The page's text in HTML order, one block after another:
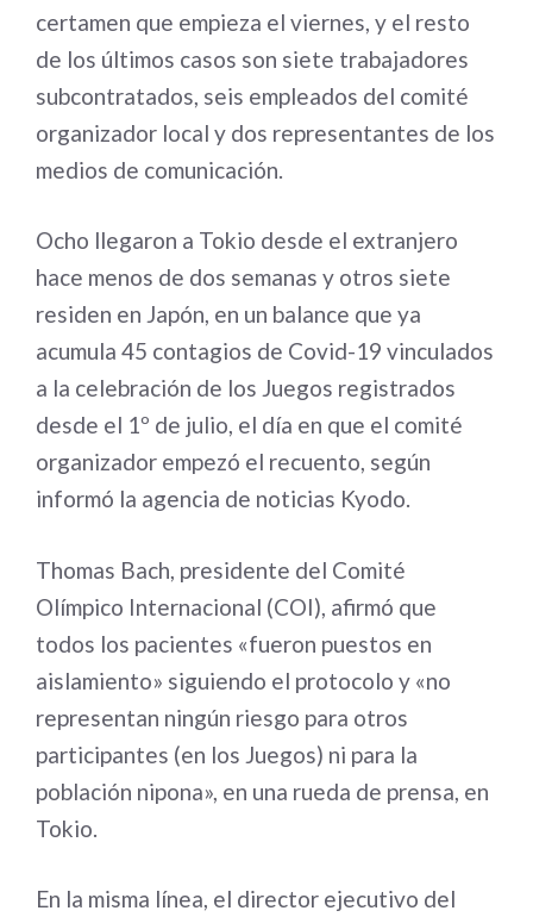
certamen que empieza el viernes, y el resto
de los últimos casos son siete trabajadores
subcontratados, seis empleados del comité
organizador local y dos representantes de los
medios de comunicación.
Ocho llegaron a Tokio desde el extranjero
hace menos de dos semanas y otros siete
residen en Japón, en un balance que ya
acumula 45 contagios de Covid-19 vinculados
a la celebración de los Juegos registrados
desde el 1º de julio, el día en que el comité
organizador empezó el recuento, según
informó la agencia de noticias Kyodo.
Thomas Bach, presidente del Comité
Olímpico Internacional (COI), afirmó que
todos los pacientes «fueron puestos en
aislamiento» siguiendo el protocolo y «no
representan ningún riesgo para otros
participantes (en los Juegos) ni para la
población nipona», en una rueda de prensa, en
Tokio.
En la misma línea, el director ejecutivo del